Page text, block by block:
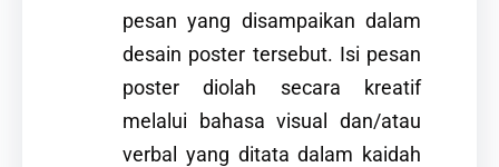
pesan yang disampaikan dalam
desain poster tersebut. Isi pesan
poster diolah secara kreatif
melalui bahasa visual dan/atau
verbal yang ditata dalam kaidah